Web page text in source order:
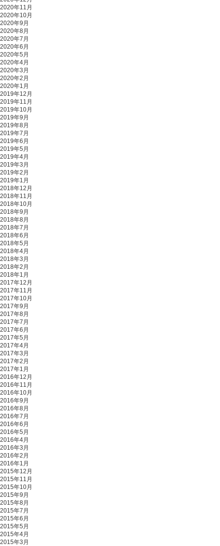
2020年11月
2020年10月
2020年9月
2020年8月
2020年7月
2020年6月
2020年5月
2020年4月
2020年3月
2020年2月
2020年1月
2019年12月
2019年11月
2019年10月
2019年9月
2019年8月
2019年7月
2019年6月
2019年5月
2019年4月
2019年3月
2019年2月
2019年1月
2018年12月
2018年11月
2018年10月
2018年9月
2018年8月
2018年7月
2018年6月
2018年5月
2018年4月
2018年3月
2018年2月
2018年1月
2017年12月
2017年11月
2017年10月
2017年9月
2017年8月
2017年7月
2017年6月
2017年5月
2017年4月
2017年3月
2017年2月
2017年1月
2016年12月
2016年11月
2016年10月
2016年9月
2016年8月
2016年7月
2016年6月
2016年5月
2016年4月
2016年3月
2016年2月
2016年1月
2015年12月
2015年11月
2015年10月
2015年9月
2015年8月
2015年7月
2015年6月
2015年5月
2015年4月
2015年3月